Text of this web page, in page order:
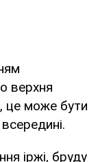
верхня
це може бути
іржі, бруду